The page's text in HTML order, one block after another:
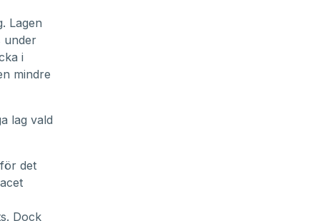
Lagen
under
i
mindre
lag vald
det
Dock